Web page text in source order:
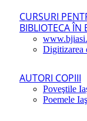
CURSURI
BIBLIOTECA ÎN
Digitizarea
AUTORI COPIII
Poveştile
Poemele